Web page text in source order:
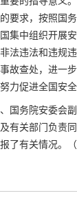
要求，按照国
集中组织开展
法违法和违规
故查处，进一
力促进全国安
国务院安委会
有关部门负责
了有关情况。（